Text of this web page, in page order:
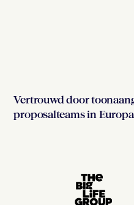
Vertrouwd door
proposalteams in